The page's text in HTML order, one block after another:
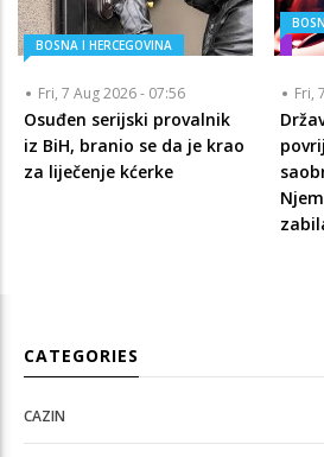
BOSNA I HERCEGOVINA
Fri, 7 Aug 2026 - 07:56
Osuđen serijski provalnik
iz BiH, branio se da je krao
za liječenje kćerke
Fri,
CATEGORIES
CAZIN